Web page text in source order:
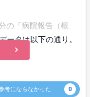
の「病院報告（概
ータは以下の通り。
考にならなかった 0